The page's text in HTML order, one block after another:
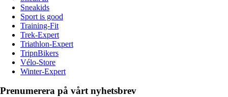
Sneakids
Sport is good
Training-Fit
Trek-Expert
Triathlon-Expert
TripnBikers
Vélo-Store
Winter-Expert
Prenumerera på vårt nyhetsbrev